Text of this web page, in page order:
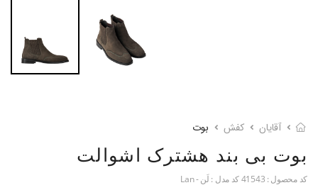
آقایان کفش بوت
بوت بی بند هشترک اشوالت
کد محصول : 41543کد مدل : لَن - Lan